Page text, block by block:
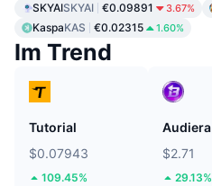
SKYAISKYAI €0.09891 3.67%
KaspaKAS €0.02315 1.60%
Im Trend
Tutorial
$0.07943
109.45%
Audiera
$2.71
29.13%